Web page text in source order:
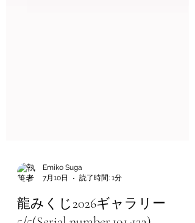
Emiko Suga
7月10日
読了時間: 1分